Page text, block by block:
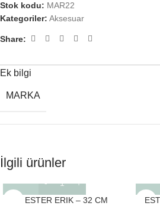
Stok kodu: MAR22
Kategoriler: Aksesuar
Share:
Ek bilgi
MARKA
İlgili ürünler
ESTER ERIK – 32 CM